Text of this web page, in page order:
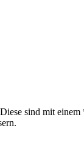
sind mit